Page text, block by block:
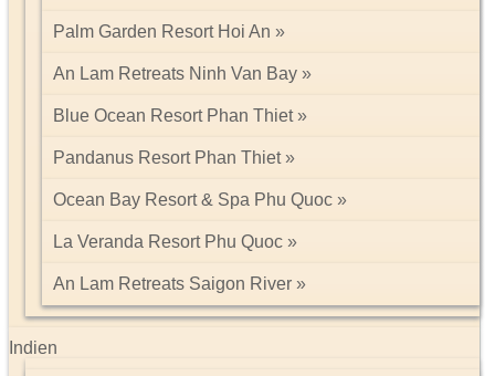
Palm Garden Resort Hoi An
An Lam Retreats Ninh Van Bay
Blue Ocean Resort Phan Thiet
Pandanus Resort Phan Thiet
Ocean Bay Resort & Spa Phu Quoc
La Veranda Resort Phu Quoc
An Lam Retreats Saigon River
Indien